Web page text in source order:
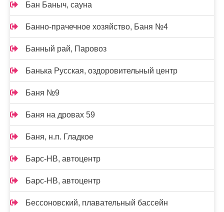
Бан Баныч, сауна
Банно-прачечное хозяйство, Баня №4
Банный рай, Паровоз
Банька Русская, оздоровительный центр
Баня №9
Баня на дровах 59
Баня, н.п. Гладкое
Барс-НВ, автоцентр
Барс-НВ, автоцентр
Бессоновский, плавательный бассейн